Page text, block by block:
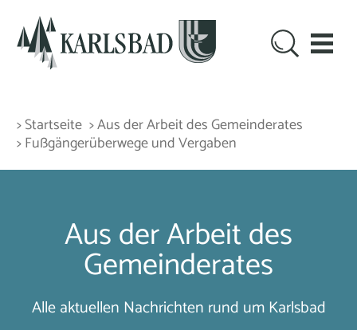
> Startseite > Aus der Arbeit des Gemeinderates
> Fußgängerüberwege und Vergaben
Aus der Arbeit des
Gemeinderates
Alle aktuellen Nachrichten rund um Karlsbad